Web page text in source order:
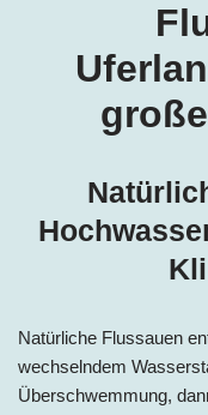
Natürliche Flussauen
wechselndem
Überschwemmung,